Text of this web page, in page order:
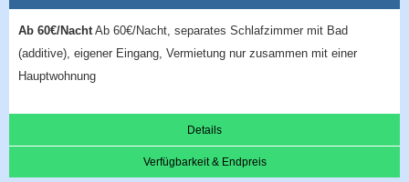
Ab 60€/NachtAb 60€/Nacht, separates Schlafzimmer mit Bad
(additive), eigener Eingang, Vermietung nur zusammen mit einer
Hauptwohnung
Details
Verfügbarkeit & Endpreis